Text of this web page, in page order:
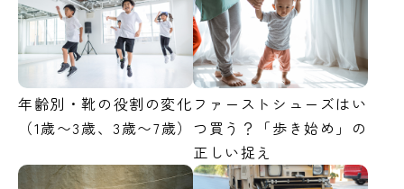
年齢別・靴の役割の変化
（1歳〜3歳、3歳〜7歳）
ファーストシューズはい
つ買う？「歩き始め」の
正しい捉え